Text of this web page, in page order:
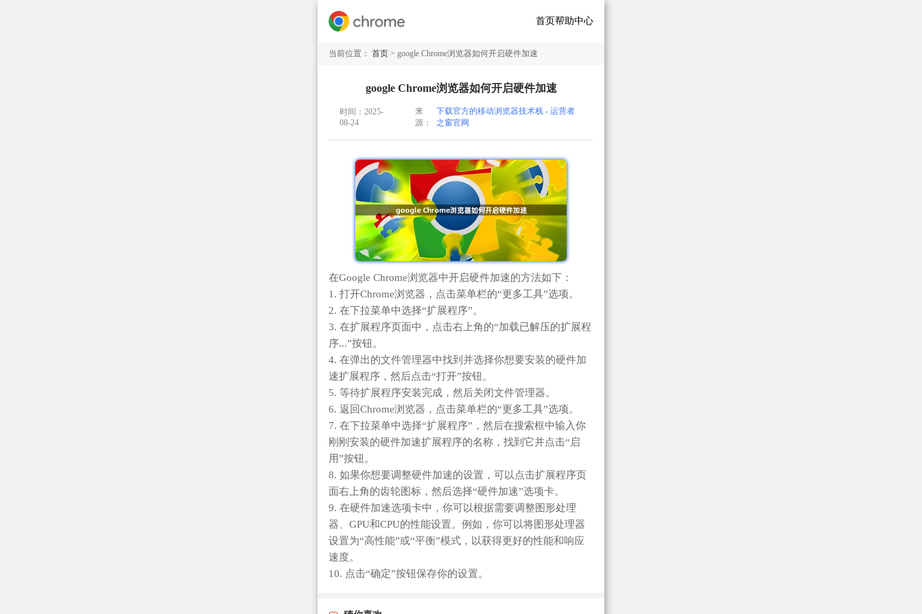
首页帮助中心
当前位置： 首页 > google Chrome浏览器如何开启硬件加速
google Chrome浏览器如何开启硬件加速
时间：2025-
08-24
来
源：
下载官方的移动浏览器技术栈 - 运营者
之窗官网
在Google Chrome浏览器中开启硬件加速的方法如下：
1. 打开Chrome浏览器，点击菜单栏的“更多工具”选项。
2. 在下拉菜单中选择“扩展程序”。
3. 在扩展程序页面中，点击右上角的“加载已解压的扩展程
序...”按钮。
4. 在弹出的文件管理器中找到并选择你想要安装的硬件加
速扩展程序，然后点击“打开”按钮。
5. 等待扩展程序安装完成，然后关闭文件管理器。
6. 返回Chrome浏览器，点击菜单栏的“更多工具”选项。
7. 在下拉菜单中选择“扩展程序”，然后在搜索框中输入你
刚刚安装的硬件加速扩展程序的名称，找到它并点击“启
用”按钮。
8. 如果你想要调整硬件加速的设置，可以点击扩展程序页
面右上角的齿轮图标，然后选择“硬件加速”选项卡。
9. 在硬件加速选项卡中，你可以根据需要调整图形处理
器、GPU和CPU的性能设置。例如，你可以将图形处理器
设置为“高性能”或“平衡”模式，以获得更好的性能和响应
速度。
10. 点击“确定”按钮保存你的设置。